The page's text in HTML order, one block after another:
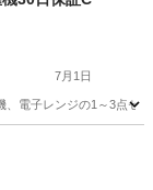
7月1日
電子レンジの1～3点